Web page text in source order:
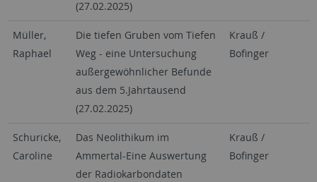
(27.02.2025)
Müller,
Raphael
Die tiefen Gruben vom Tiefen
Weg - eine Untersuchung
außergewöhnlicher Befunde
aus dem 5.Jahrtausend
(27.02.2025)
Krauß /
Bofinger
Schuricke,
Caroline
Das Neolithikum im
Ammertal-Eine Auswertung
der Radiokarbondaten
Krauß /
Bofinger